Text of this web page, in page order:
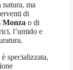
ma
di
Monza o di
l’umido e
specializzata,